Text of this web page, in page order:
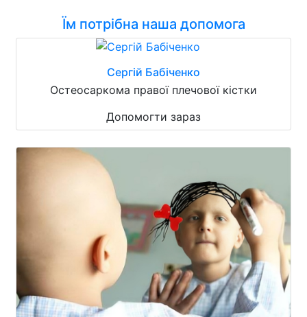
Їм потрібна наша допомога
Сергій Бабіченко
Остеосаркома правої плечової кістки
Допомогти зараз